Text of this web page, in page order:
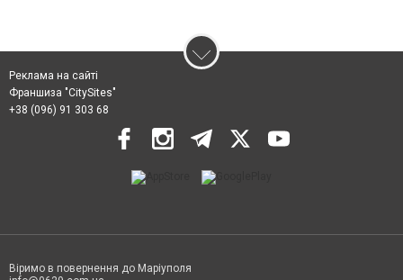
Реклама на сайті
Франшиза "CitySites"
+38 (096) 91 303 68
Віримо в повернення до Маріуполя